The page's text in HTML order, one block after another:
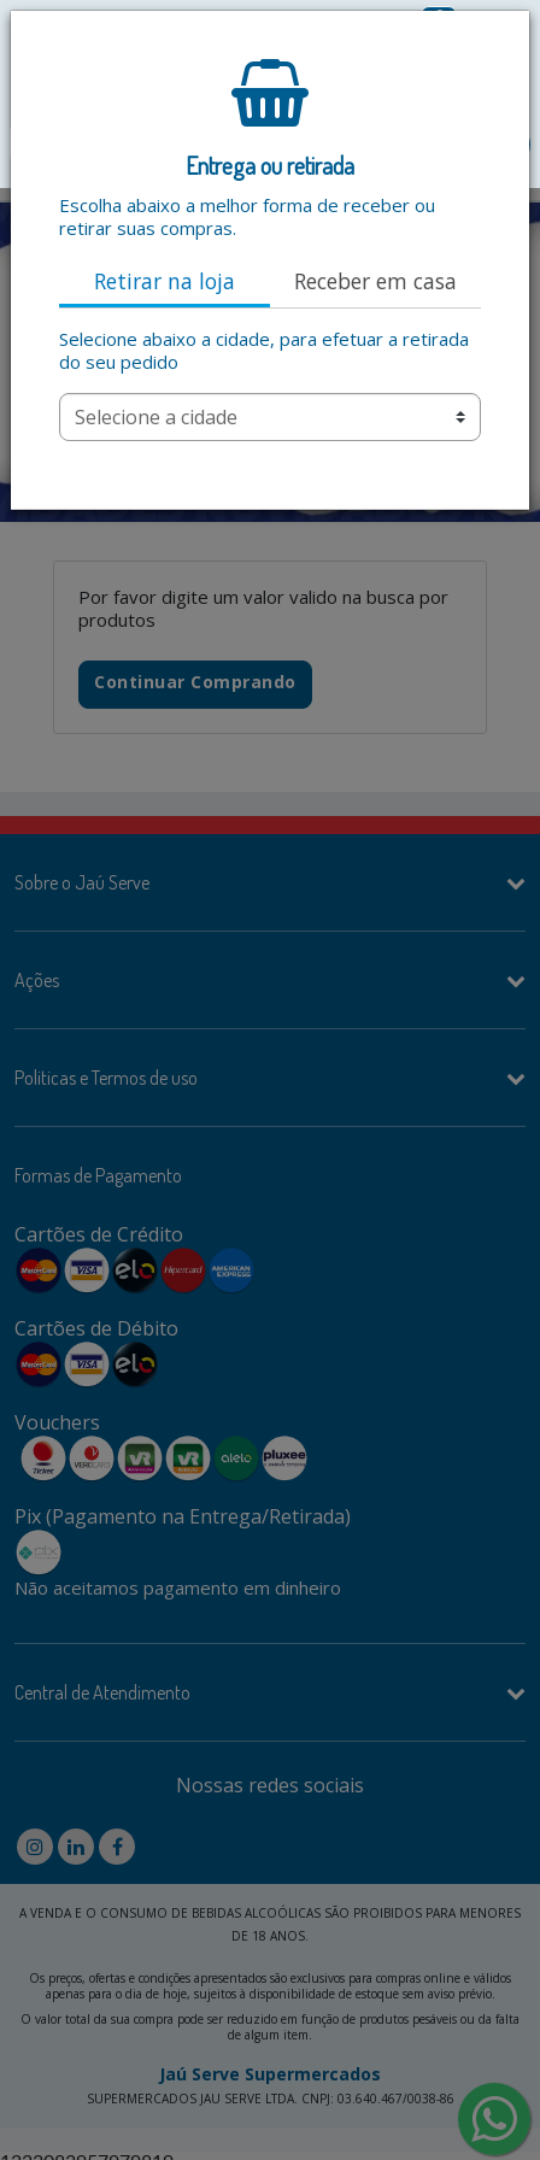
0
Entrega ou retirada
Escolha abaixo a melhor forma de receber ou
retirar suas compras.
Retirar na loja Receber em casa
Selecione abaixo a cidade, para efetuar a retirada
do seu pedido
Por favor digite um valor valido na busca por
produtos
Continuar Comprando
Sobre o Jaú Serve
Ações
Politicas e Termos de uso
Formas de Pagamento
Cartões de Crédito
Cartões de Débito
Vouchers
Pix (Pagamento na Entrega/Retirada)
Não aceitamos pagamento em dinheiro
Central de Atendimento
Nossas redes sociais
A VENDA E O CONSUMO DE BEBIDAS ALCOÓLICAS SÃO PROIBIDOS PARA MENORES
DE 18 ANOS.
Os preços, ofertas e condições apresentados são exclusivos para compras online e válidos
apenas para o dia de hoje, sujeitos à disponibilidade de estoque sem aviso prévio.
O valor total da sua compra pode ser reduzido em função de produtos pesáveis ou da falta
de algum item.
Jaú Serve Supermercados
SUPERMERCADOS JAU SERVE LTDA. CNPJ: 03.640.467/0038-86